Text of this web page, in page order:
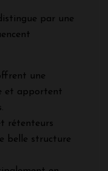
par une
une
et apportent
rétenteurs
belle structure